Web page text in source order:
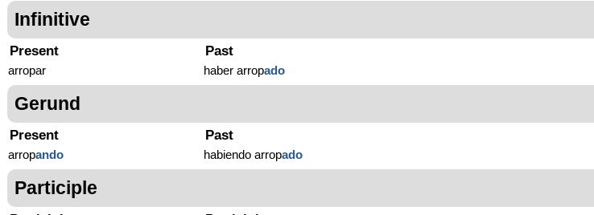
Infinitive
Present
arropar
Past
haber arropado
Gerund
Present
arropando
Past
habiendo arropado
Participle